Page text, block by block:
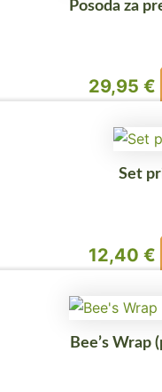
Posoda za
29,95 €
Set
12,40 €
Bee’s Wrap